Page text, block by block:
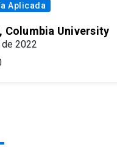
Aplicada
Columbia University
2022